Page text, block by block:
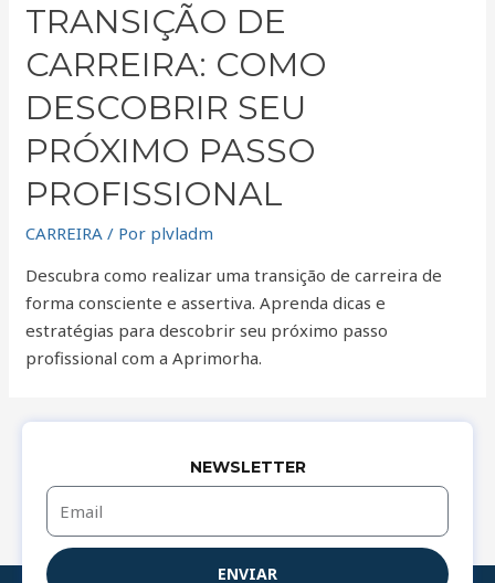
TRANSIÇÃO DE
CARREIRA: COMO
DESCOBRIR SEU
PRÓXIMO PASSO
PROFISSIONAL
CARREIRA / Por plvladm
Descubra como realizar uma transição de carreira de
forma consciente e assertiva. Aprenda dicas e
estratégias para descobrir seu próximo passo
profissional com a Aprimorha.
NEWSLETTER
Email
ENVIAR